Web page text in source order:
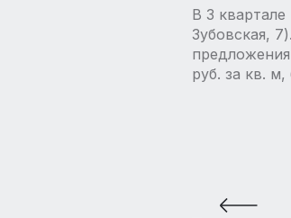
В 3
Зубовская,
руб. за кв.